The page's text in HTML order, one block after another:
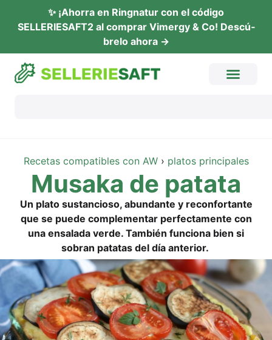
✨ ¡Ahor­ra en Ring­na­tur con el códi­go
SELLERIESAFT2 al com­prar Vimer­gy & Co! Descú­
b­re­lo ahora →
Rece­tas com­pa­ti­bles con AW› pla­tos principales
Mus­a­ka de patata
Un pla­to sus­tancio­so, abun­dan­te y recon­fortan­te
que se pue­de com­ple­men­tar per­fec­ta­men­te con
una ensa­la­da ver­de. Tam­bién fun­cio­na bien si
sobran pata­tas del día anterior.